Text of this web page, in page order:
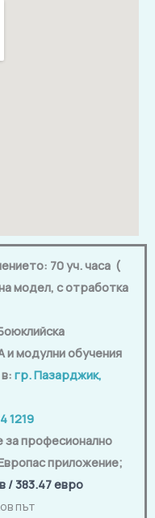
70уч. часа (
модел, с отработка
модулни обучения
гр. Пазарджик,
1219
професионално
приложение;
/ 383.47 евро
път